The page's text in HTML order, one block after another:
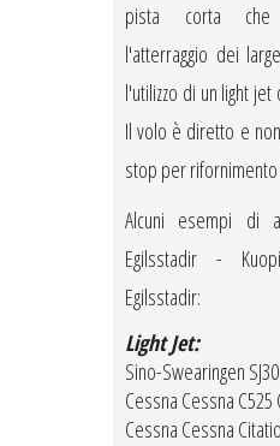
pista corta
l'atterraggio dei
l'utilizzo di un light
Il volo è diretto e
stop per
Alcuni esempi di
Egilsstadir -
Egilsstadir:
Light Jet:
Sino-Swearingen SJ30
Cessna Cessna C525
Cessna Cessna